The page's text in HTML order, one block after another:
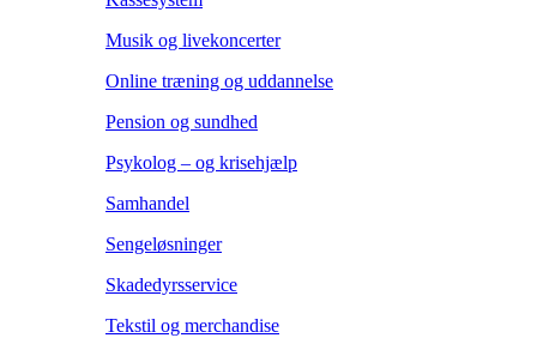
Musik og livekoncerter
Online træning og uddannelse
Pension og sundhed
Psykolog – og krisehjælp
Samhandel
Sengeløsninger
Skadedyrsservice
Tekstil og merchandise